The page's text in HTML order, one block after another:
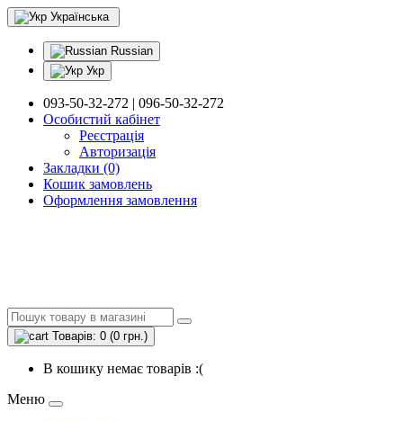
Українська
Russian
Укр
093-50-32-272 | 096-50-32-272
Особистий кабінет
Реєстрація
Авторизація
Закладки (0)
Кошик замовлень
Оформлення замовлення
Товарів: 0 (0 грн.)
В кошику немає товарів :(
Меню